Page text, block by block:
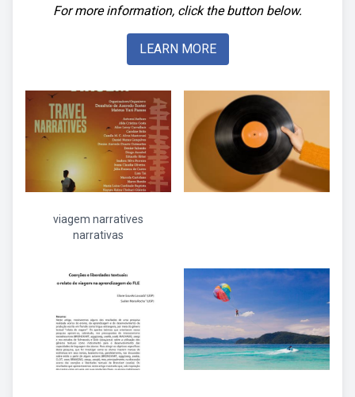
For more information, click the button below.
LEARN MORE
viagem narratives
narrativas